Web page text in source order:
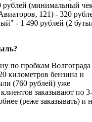
рублей (минимальный
121) - 320
- 1 490 рублей (2
по пробкам Волгограда
километров бензина и
(760 рублей) уже
заказывают по
(реже заказывать) и